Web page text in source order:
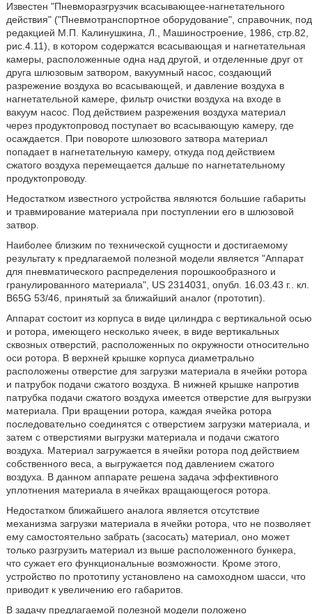
Известен "Пневморазгрузчик всасывающее-нагнетательного
действия" ("Пневмотранспортное оборудование", справочник, под
редакцией М.П. Калинушкина, Л., Машиностроение, 1986, стр.82,
рис.4.11), в котором содержатся всасывающая и нагнетательная
камеры, расположенные одна над другой, и отделенные друг от
друга шлюзовым затвором, вакуумный насос, создающий
разрежение воздуха во всасывающей, и давление воздуха в
нагнетательной камере, фильтр очистки воздуха на входе в
вакуум насос. Под действием разрежения воздуха материал
через продуктопровод поступает во всасывающую камеру, где
осаждается. При повороте шлюзового затвора материал
попадает в нагнетательную камеру, откуда под действием
сжатого воздуха перемещается дальше по нагнетательному
продуктопроводу.
Недостатком известного устройства являются большие габариты
и травмирование материала при поступлении его в шлюзовой
затвор.
Наиболее близким по технической сущности и достигаемому
результату к предлагаемой полезной модели является "Аппарат
для пневматического распределения порошкообразного и
гранулированного материала", US 2314031, опубл. 16.03.43 г.. кл.
B65G 53/46, принятый за ближайший аналог (прототип).
Аппарат состоит из корпуса в виде цилиндра с вертикальной осью
и ротора, имеющего несколько ячеек, в виде вертикальных
сквозных отверстий, расположенных по окружности относительно
оси ротора. В верхней крышке корпуса диаметрально
расположены отверстие для загрузки материала в ячейки ротора
и патрубок подачи сжатого воздуха. В нижней крышке напротив
патрубка подачи сжатого воздуха имеется отверстие для выгрузки
материала. При вращении ротора, каждая ячейка ротора
последовательно соединятся с отверстием загрузки материала, и
затем с отверстиями выгрузки материала и подачи сжатого
воздуха. Материал загружается в ячейки ротора под действием
собственного веса, а выгружается под давлением сжатого
воздуха. В данном аппарате решена задача эффективного
уплотнения материала в ячейках вращающегося ротора.
Недостатком ближайшего аналога является отсутствие
механизма загрузки материала в ячейки ротора, что не позволяет
ему самостоятельно забрать (засосать) материал, оно может
только разгрузить материал из выше расположенного бункера,
что сужает его функциональные возможности. Кроме этого,
устройство по прототипу установлено на самоходном шасси, что
приводит к увеличению его габаритов.
В задачу предлагаемой полезной модели положено